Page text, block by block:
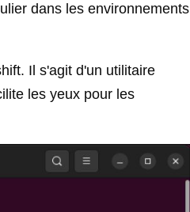
dans les environnements
Il s'agit d'un utilitaire
les yeux pour les